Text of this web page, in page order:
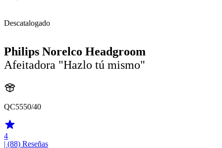
Descatalogado
Philips Norelco Headgroom
Afeitadora "Hazlo tú mismo"
QC5550/40
4
| (88) Reseñas